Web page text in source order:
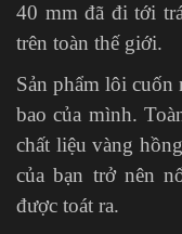
40 mm đã đi tới
trên toàn thế giới.
Sản phẩm lôi
bao của mình.
chất liệu vàng
của bạn trở nên
được toát ra.